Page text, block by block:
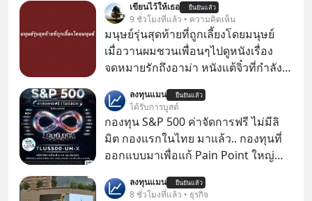
เขียนไว้ให้เธอ ยืนยันแล้ว
9 ชั่วโมงที่แล้ว • ความคิดเห็น
มนุษย์รุ่นสุดท้ายที่ถูกเลี้ยงโดยมนุษย์
เมื่อวานผมชวนเพื่อนๆไปดูหนังเรื่อง
จดหมายรักถึงอาม่า หนังแต้จิ๋วที่กำลัง
ป๊าผมเห็นโปสเตอร์หนังเรื่องนี้หลาย
เดือนก่อนและอยากดูมาก ด้วยเพราะว่า
อากงก็มาจากเมืองจีน ป๊าก็พูดแต้จิ๋วได้
มีเรื่องราวมีความผูกพันที่ได้ยินตั้งแต่
ลงทุนแมน ยืนยันแล้ว
ได้รับการบูสต์
กองทุน S&P 500 ค่าจัดการฟรี ไม่มีลิ
มิต กองแรกในไทย มาแล้ว.. กองทุนที่
ออกแบบมาเพื่อแก้ Pain Point ใหญ่
ลงทุนแมน ยืนยันแล้ว
8 ชั่วโมงที่แล้ว • ธุรกิจ